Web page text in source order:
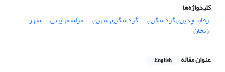
کلیدواژه‌ها
رقابت‌پذیری گردشگری
گردشگری شهری مراسم آیینی شهر
زنجان
عنوان مقاله English